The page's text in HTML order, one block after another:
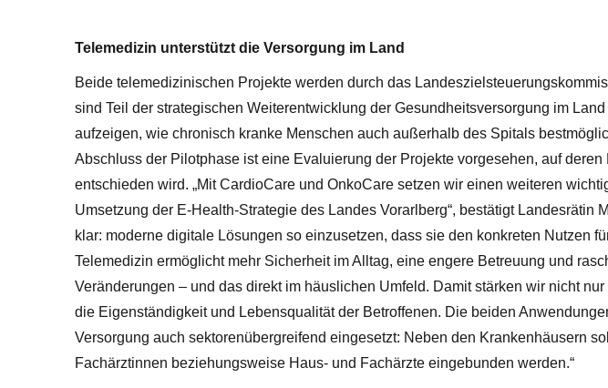
Telemedizin unterstützt die Versorgung im Land
Beide telemedizinischen Projekte werden durch das
sind Teil der strategischen Weiterentwicklung der Gesundheitsversorgung im
aufzeigen, wie chronisch kranke Menschen auch außerhalb des Spitals
Abschluss der Pilotphase ist eine Evaluierung der Projekte vorgesehen, auf
entschieden wird. „Mit CardioCare und OnkoCare setzen wir einen weiteren
Umsetzung der E-Health-Strategie des Landes Vorarlberg“, bestätigt Landesrätin
klar: moderne digitale Lösungen so einzusetzen, dass sie den konkreten Nutzen
Telemedizin ermöglicht mehr Sicherheit im Alltag, eine engere Betreuung und
Veränderungen – und das direkt im häuslichen Umfeld. Damit stärken wir nicht
die Eigenständigkeit und Lebensqualität der Betroffenen. Die beiden
Versorgung auch sektorenübergreifend eingesetzt: Neben den Krankenhäusern
Fachärztinnen beziehungsweise Haus- und Fachärzte eingebunden werden.“